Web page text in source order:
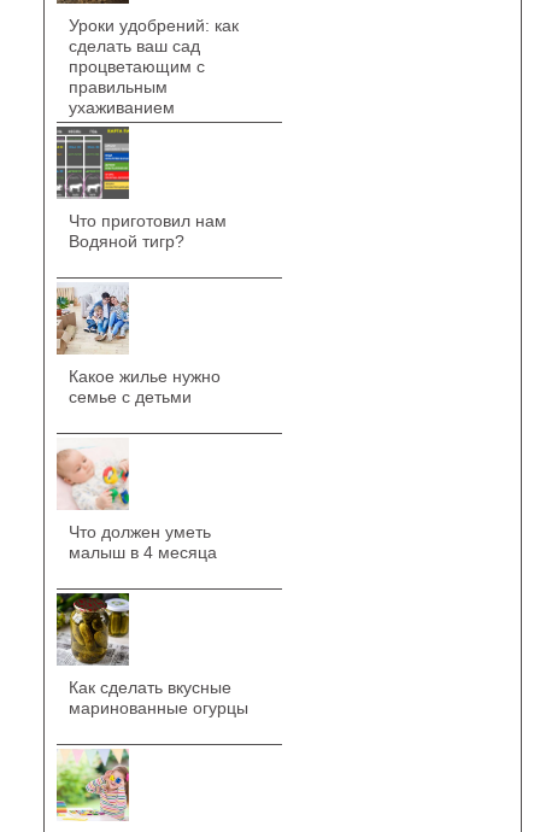
Уроки удобрений: как
сделать ваш сад
процветающим с
правильным
ухаживанием
Что приготовил нам
Водяной тигр?
Какое жилье нужно
семье с детьми
Что должен уметь
малыш в 4 месяца
Как сделать вкусные
маринованные огурцы